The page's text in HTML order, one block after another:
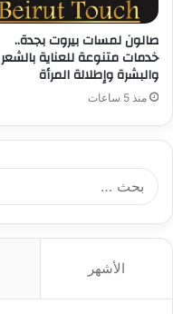
صالون لمسات بيروت بجدة..
خدمات متنوعة للعناية بالشعر
والبشرة وإطلالة المرأة
منذ 5 ساعات
الأشهر